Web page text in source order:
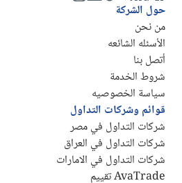
حول الشركة
من نحن
الأسئله الشائعه
أتصل بنا
شروط الخدمة
سياسة الخصوصيه
قوائم وشركات التداول
شركات التداول في مصر
شركات التداول في العراق
شركات التداول في الامارات
AvaTrade تقييم